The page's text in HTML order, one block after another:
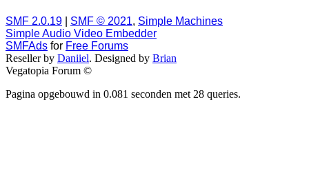
SMF 2.0.19 SMF © 2021, Simple Machines
Simple Audio Video Embedder
SMFAds for Free Forums
Reseller by Daniiel. Designed by Brian
Vegatopia Forum ©
Pagina opgebouwd in 0.081 seconden met 28 queries.